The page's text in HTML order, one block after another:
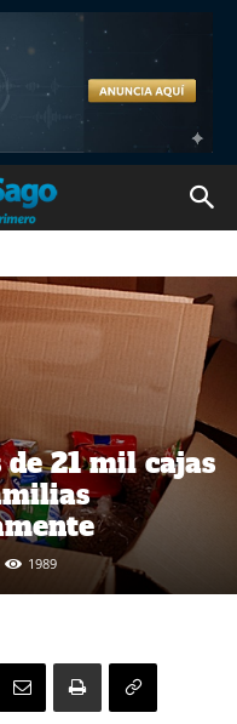
21 mil cajas
1989